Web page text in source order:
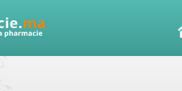
: Rappel de lots